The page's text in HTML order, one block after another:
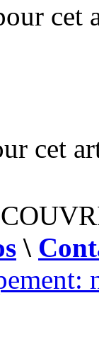
cet
cet
\